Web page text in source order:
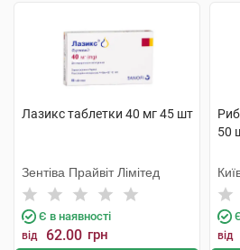
Лазикс таблетки 40 мг 45 шт
Зентіва Прайвіт Лімітед
Є в наявності
від 62.00 грн
50
від